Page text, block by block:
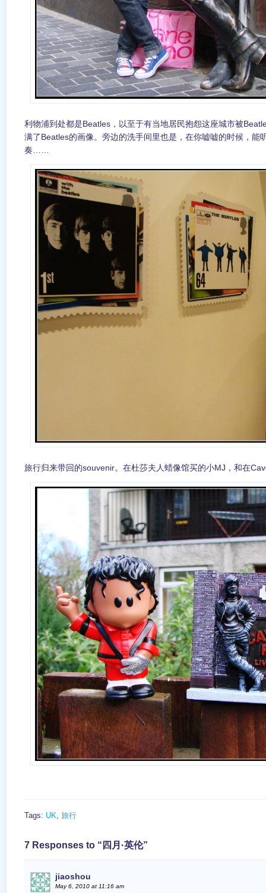
利物浦到处都是Beatles，以至于有当地居民抱怨这座城市被
满了Beatles的画像。旁边的洗手间里也是，在你嘘嘘的时候，能
奏……
旅行归来带回的souvenir。在杜莎夫人蜡像馆买的小MJ，和在
Tags: UK, 旅行
7 Responses to “四月·英伦”
jiaoshou
May 6, 2010 at 11:16 am